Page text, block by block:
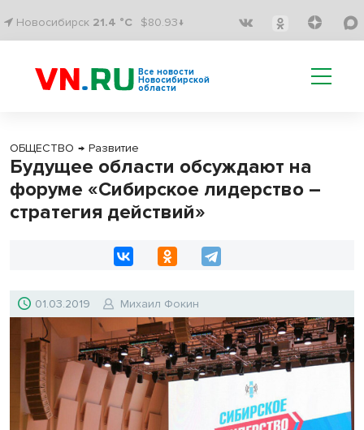
Новосибирск 21.4 °C $80.93↓
Все новости
Новосибирской
области
ОБЩЕСТВО → Развитие
Будущее области обсуждают на
форуме «Сибирское лидерство –
стратегия действий»
01.03.2019 Михаил Фокин